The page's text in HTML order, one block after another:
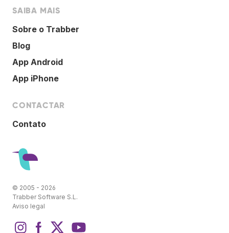
SAIBA MAIS
Sobre o Trabber
Blog
App Android
App iPhone
CONTACTAR
Contato
© 2005 - 2026
Trabber Software S.L.
Aviso legal